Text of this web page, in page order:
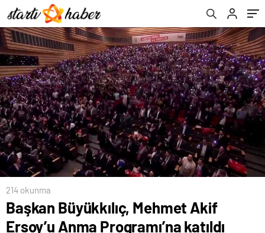
214 okunma
Başkan Büyükkılıç, Mehmet Akif
Ersoy’u Anma Programı’na katıldı